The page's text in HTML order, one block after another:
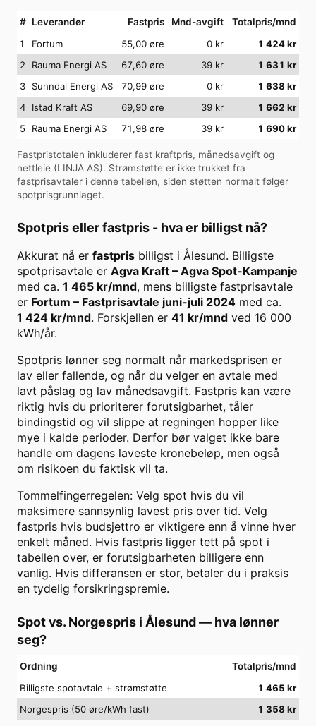
# Leverandør Fastpris Mnd-avgift
Totalpris/mnd
1
Fortum 55,00 øre 0 kr 1 424kr
2
Rauma Energi AS 67,60 øre 39 kr 1 631 kr
3
Sunndal Energi AS 70,99 øre 0 kr 1 638 kr
4
Istad Kraft AS 69,90 øre 39 kr 1 662 kr
5
Rauma Energi AS 71,98 øre 39 kr 1 690kr
Fastpristotalen inkluderer fast kraftpris, månedsavgift og
nettleie (LINJA AS). Strømstøtte er ikke trukket fra
fastprisavtaler i denne tabellen, siden støtten normalt følger
spotprisgrunnlaget.
Spotpris eller fastpris - hva er billigst nå?
Akkurat nå er fastpris billigst i Ålesund. Billigste
spotprisavtale er Agva Kraft – Agva Spot-Kampanje
med ca. 1 465 kr/mnd, mens billigste fastprisavtale
er Fortum – Fastprisavtale juni-juli 2024 med ca.
1 424 kr/mnd. Forskjellen er 41 kr/mnd ved 16 000
kWh/år.
Spotpris lønner seg normalt når markedsprisen er
lav eller fallende, og når du velger en avtale med
lavt påslag og lav månedsavgift. Fastpris kan være
riktig hvis du prioriterer forutsigbarhet, tåler
bindingstid og vil slippe at regningen hopper like
mye i kalde perioder. Derfor bør valget ikke bare
handle om dagens laveste kronebeløp, men også
om risikoen du faktisk vil ta.
Tommelfingerregelen: Velg spot hvis du vil
maksimere sannsynlig lavest pris over tid. Velg
fastpris hvis budsjettro er viktigere enn å vinne hver
enkelt måned. Hvis fastpris ligger tett på spot i
tabellen over, er forutsigbarheten billigere enn
vanlig. Hvis differansen er stor, betaler du i praksis
en tydelig forsikringspremie.
Spot vs. Norgespris i Ålesund— hva lønner
seg?
Ordning
Totalpris/mnd
Billigste spotavtale + strømstøtte
1 465 kr
Norgespris (50 øre/kWh fast)
1 358 kr